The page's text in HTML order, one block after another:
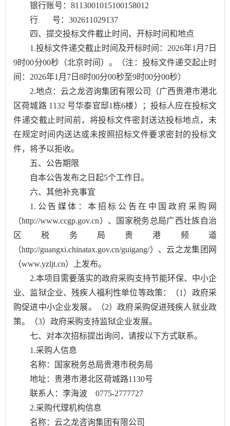
银行账号：8113001015100158012
行 号：302611029137
四、提交投标文件截止时间、开标时间和地点
1.投标文件递交截止时间及开标时间：2026年1月7日
9时00分00秒（北京时间）。（注：投标文件递交起止时
间：2026年1月7日8时00分00秒至9时00分00秒）
2.地点：云之龙咨询集团有限公司（广西贵港市港北
区荷城路 1132 号华泰官邸1栋6楼）；投标人应在投标文
件递交截止时间前，将投标文件密封送达投标地点，未
在规定时间内送达或未按照招标文件要求密封的投标文
件，将予以拒收。
五、公告期限
自本公告发布之日起5个工作日。
六、其他补充事宜
1.公告媒体：本招标公告在中国政府采购网
（http://www.ccgp.gov.cn）、国家税务总局广西壮族自治
区税务局贵港频道
（http://guangxi.chinatax.gov.cn/guigang/）、云之龙集团网
（www.yzljt.cn）上发布。
2.本项目需要落实的政府采购支持节能环保、中小企
业、监狱企业、残疾人福利性单位等政策：（1）政府采
购促进中小企业发展。（2）政府采购促进残疾人就业政
策。（3）政府采购支持监狱企业发展。
七、对本次招标提出询问，请按以下方式联系。
1.采购人信息
名称：国家税务总局贵港市税务局
地址：贵港市港北区荷城路1130号
联系人：李海波 0775-2777727
2.采购代理机构信息
名称：云之龙咨询集团有限公司